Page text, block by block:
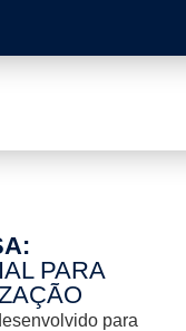
PARA
para